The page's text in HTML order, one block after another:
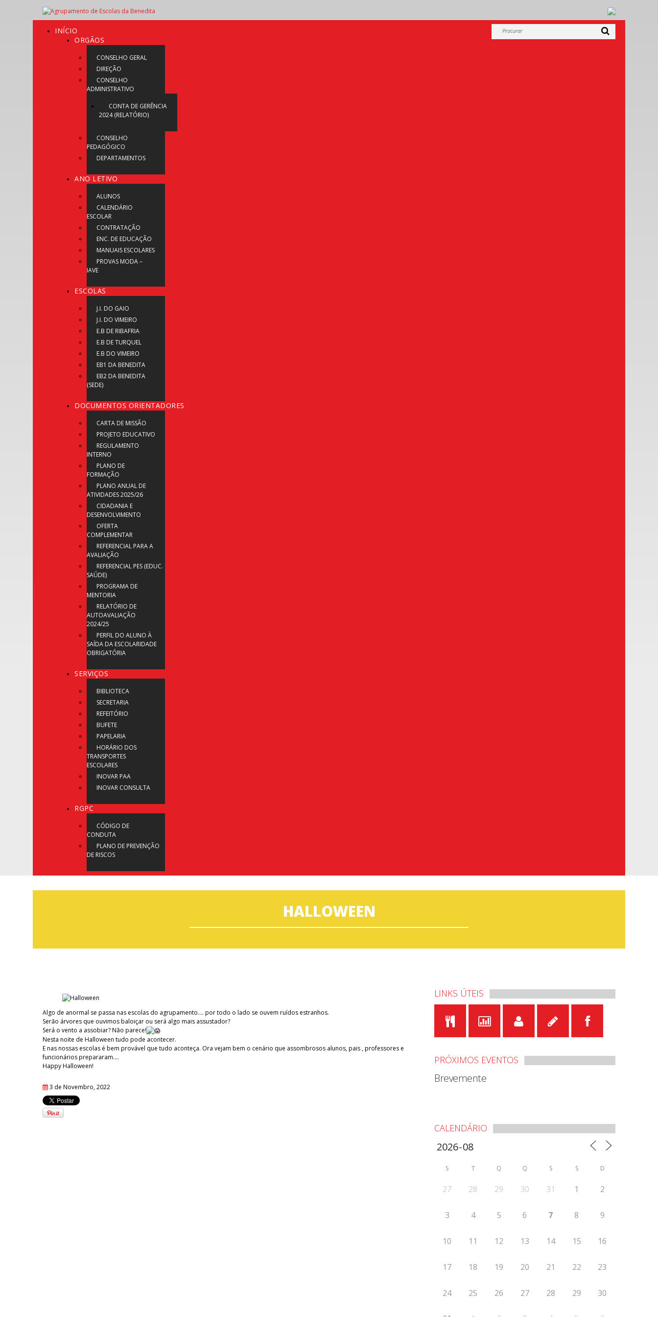
INÍCIO
ORGÃOS
CONSELHO GERAL
DIREÇÃO
CONSELHO
ADMINISTRATIVO
CONTA DE GERÊNCIA
2024 (RELATÓRIO)
CONSELHO
PEDAGÓGICO
DEPARTAMENTOS
ANO LETIVO
ALUNOS
CALENDÁRIO
ESCOLAR
CONTRATAÇÃO
ENC. DE EDUCAÇÃO
MANUAIS ESCOLARES
PROVAS MODA –
IAVE
ESCOLAS
J.I. DO GAIO
J.I. DO VIMEIRO
E.B DE RIBAFRIA
E.B DE TURQUEL
E.B DO VIMEIRO
EB1 DA BENEDITA
EB2 DA BENEDITA
(SEDE)
DOCUMENTOS ORIENTADORES
CARTA DE MISSÃO
PROJETO EDUCATIVO
REGULAMENTO
INTERNO
PLANO DE
FORMAÇÃO
PLANO ANUAL DE
ATIVIDADES 2025/26
CIDADANIA E
DESENVOLVIMENTO
OFERTA
COMPLEMENTAR
REFERENCIAL PARA A
AVALIAÇÃO
REFERENCIAL PES (EDUC.
SAÚDE)
PROGRAMA DE
MENTORIA
RELATÓRIO DE
AUTOAVALIAÇÃO
2024/25
PERFIL DO ALUNO À
SAÍDA DA ESCOLARIDADE
OBRIGATÓRIA
SERVIÇOS
BIBLIOTECA
SECRETARIA
REFEITÓRIO
BUFETE
PAPELARIA
HORÁRIO DOS
TRANSPORTES
ESCOLARES
INOVAR PAA
INOVAR CONSULTA
RGPC
CÓDIGO DE
CONDUTA
PLANO DE PREVENÇÃO
DE RISCOS
HALLOWEEN
Algo de anormal se passa nas escolas do agrupamento.... por todo o lado se ouvem ruídos estranhos.
Serão árvores que ouvimos baloiçar ou será algo mais assustador?
Será o vento a assobiar? Não parece!
Nesta noite de Halloween tudo pode acontecer.
E nas nossas escolas é bem provável que tudo aconteça. Ora vejam bem o cenário que assombrosos alunos, pais , professores e
funcionários prepararam....
Happy Halloween!
3 de Novembro, 2022
LINKS ÚTEIS
PRÓXIMOS EVENTOS
Brevemente
CALENDÁRIO
S T Q Q S S D
27 28 29 30 31 1 2
3 4 5 6 7 8 9
10 11 12 13 14 15 16
17 18 19 20 21 22 23
24 25 26 27 28 29 30